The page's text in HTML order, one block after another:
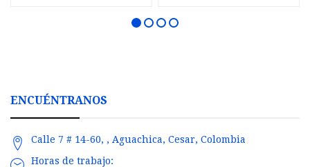
ENCUÉNTRANOS
Calle 7 # 14-60, , Aguachica, Cesar, Colombia
Horas de trabajo: